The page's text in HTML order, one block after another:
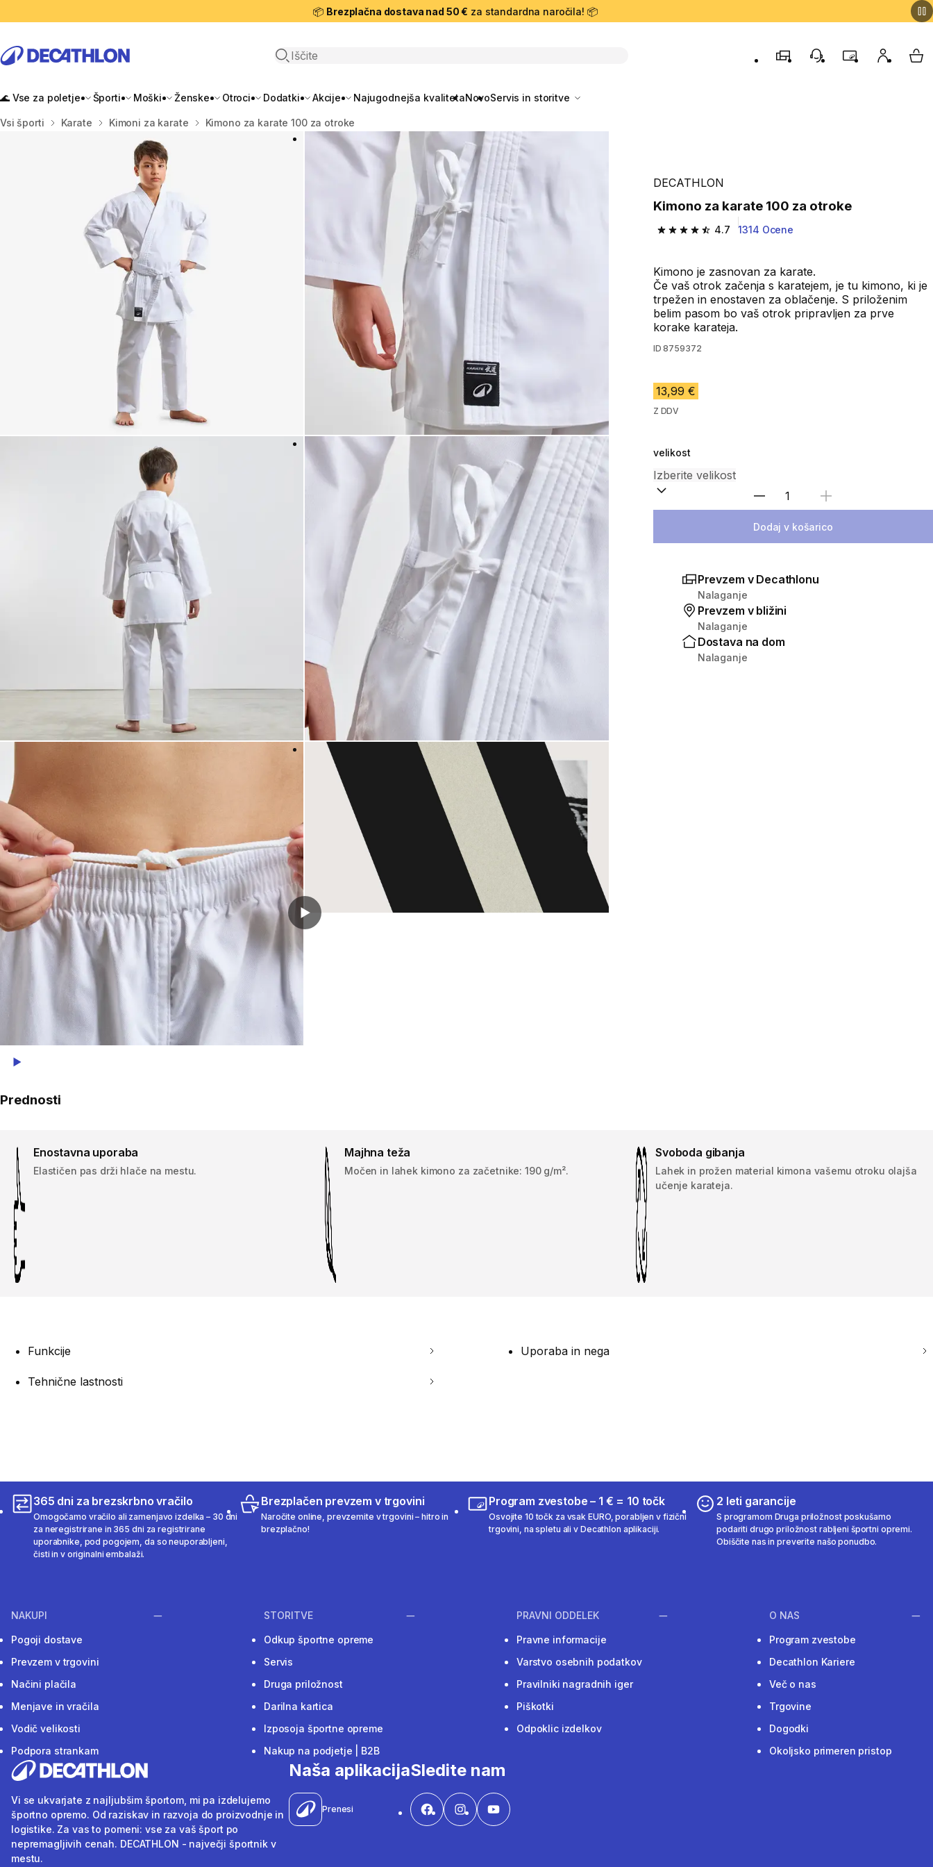
📦 Brezplačna dostava nad 50 € za standardna naročila! 📦
Odpri iskanje
TrgovinePodporo strankam
ProgramMoj račun
🌊 Vse za poletje Športi Moški Ženske Otroci Dodatki Akcije Najugodnejša kvalitetaNovoServis in storitve
Domov
Vsi športi Karate Kimoni za karate Kimono za karate 100 za otroke
DECATHLON
Kimono za karate 100 za otroke
4.7
4.7 od 5 zvezdic from 1314 ocene
1314 Ocene
Kimono je zasnovan za karate.
Če vaš otrok začenja s karatejem, je tu kimono, ki je
trpežen in enostaven za oblačenje. S priloženim
belim pasom bo vaš otrok pripravljen za prve
korake karateja.
ID 8759372
13,99 €
Z DDV
velikost
Izberite količino
Dodaj v košarico
Prevzem v Decathlonu
Nalaganje
Prevzem v bližini
Nalaganje
Dostava na dom
Nalaganje
Prednosti
Enostavna uporaba
Elastičen pas drži hlače na mestu.
Majhna teža
Močen in lahek kimono za začetnike: 190 g/m².
Svoboda gibanja
Lahek in prožen material kimona vašemu otroku olajša
učenje karateja.
Funkcije Uporaba in nega
Tehnične lastnosti
365 dni za brezskrbno vračilo
Omogočamo vračilo ali zamenjavo izdelka – 30 dni
za neregistrirane in 365 dni za registrirane
uporabnike, pod pogojem, da so neuporabljeni,
čisti in v originalni embalaži.
Brezplačen prevzem v trgovini
Naročite online, prevzemite v trgovini – hitro in
brezplačno!
Program zvestobe – 1 € = 10 točk
Osvojite 10 točk za vsak EURO, porabljen v fizični
trgovini, na spletu ali v Decathlon aplikaciji.
2 leti garancije
S programom Druga priložnost poskušamo
podariti drugo priložnost rabljeni športni opremi.
Obiščite nas in preverite našo ponudbo.
NAKUPI
Pogoji dostave
Prevzem v trgovini
Načini plačila
Menjave in vračila
Vodič velikosti
Podpora strankam
STORITVE
Odkup športne opreme
Servis
Druga priložnost
Darilna kartica
Izposoja športne opreme
Nakup na podjetje | B2B
PRAVNI ODDELEK
Pravne informacije
Varstvo osebnih podatkov
Pravilniki nagradnih iger
Piškotki
Odpoklic izdelkov
O NAS
Program zvestobe
Decathlon Kariere
Več o nas
Trgovine
Dogodki
Okoljsko primeren pristop
Vi se ukvarjate z najljubšim športom, mi pa izdelujemo
športno opremo. Od raziskav in razvoja do proizvodnje in
logistike. Za vas to pomeni: vse za vaš šport po
nepremagljivih cenah. DECATHLON - največji športnik v
mestu.
Naša aplikacija
Prenesi
Sledite nam